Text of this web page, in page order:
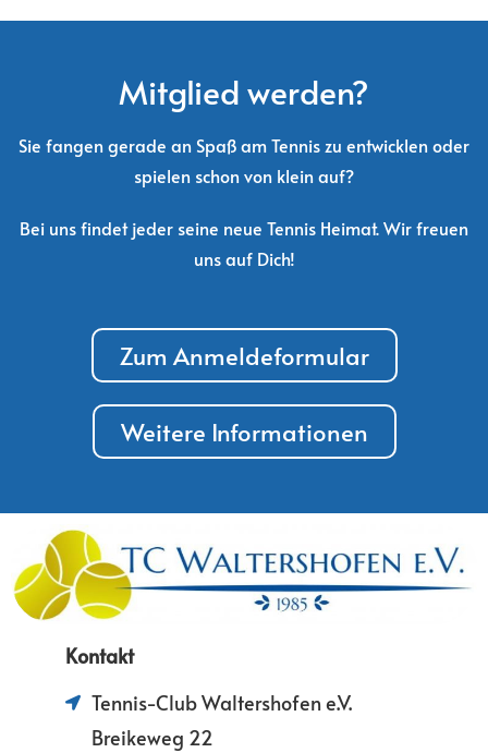
Mitglied werden?
Sie fangen gerade an Spaß am Tennis zu entwicklen oder
spielen schon von klein auf?
Bei uns findet jeder seine neue Tennis Heimat. Wir freuen
uns auf Dich!
Zum Anmeldeformular
Weitere Informationen
Kontakt
Tennis-Club Waltershofen e.V.
Breikeweg 22